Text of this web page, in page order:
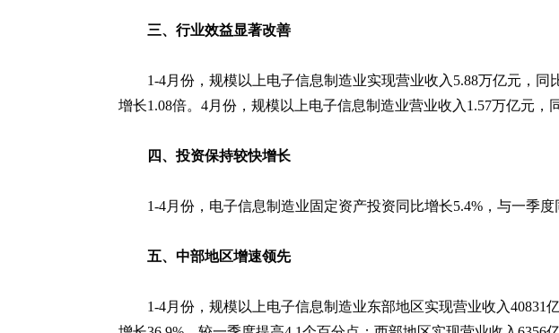
三、行业效益显著改善
1-4月份，规模以上电子信息制造业实现营业收入5.88万亿元，
增长1.08倍。4月份，规模以上电子信息制造业营业收入1.57万亿元，
四、投资保持较快增长
1-4月份，电子信息制造业固定资产投资同比增长5.4%，与一季
五、中部地区增速领先
1-4月份，规模以上电子信息制造业东部地区实现营业收入40831